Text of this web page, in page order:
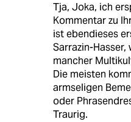
Tja, Joka, ich
Kommentar zu
ist ebendieses
Sarrazin-
mancher
Die meisten
armseligen
oder
Traurig.